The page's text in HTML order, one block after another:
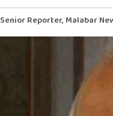
Senior Reporter, Malabar